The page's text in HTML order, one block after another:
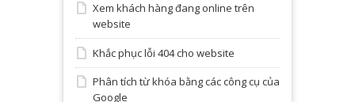
Xem khách hàng đang online trên
website
Khắc phục lỗi 404 cho website
Phân tích từ khóa bằng các công cụ của
Google